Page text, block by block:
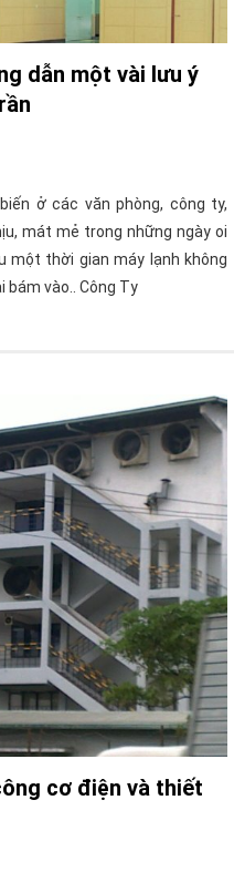
dẫn một vài lưu ý
ở các văn phòng, công ty,
mát mẻ trong những ngày oi
một thời gian máy lạnh không
vào.. Công Ty
cơ điện và thiết